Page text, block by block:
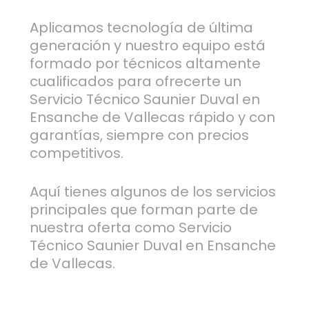
Aplicamos tecnología de última
generación y nuestro equipo está
formado por técnicos altamente
cualificados para ofrecerte un
Servicio Técnico Saunier Duval en
Ensanche de Vallecas rápido y con
garantías, siempre con precios
competitivos.
Aquí tienes algunos de los servicios
principales que forman parte de
nuestra oferta como Servicio
Técnico Saunier Duval en Ensanche
de Vallecas.